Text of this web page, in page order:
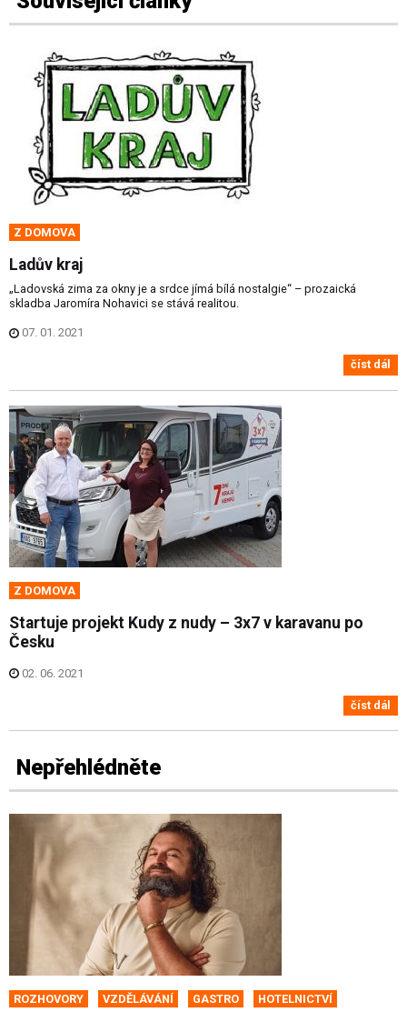
Z DOMOVA
Ladův kraj
„Ladovská zima za okny je a srdce jímá bílá nostalgie“ – prozaická
skladba Jaromíra Nohavici se stává realitou.
07. 01. 2021
číst dál
Z DOMOVA
Startuje projekt Kudy z nudy – 3x7 v karavanu po
Česku
02. 06. 2021
číst dál
Nepřehlédněte
ROZHOVORY VZDĚLÁVÁNÍ GASTRO HOTELNICTVÍ